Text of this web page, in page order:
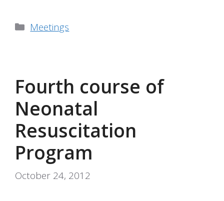
Categories
Meetings
Fourth course of
Neonatal
Resuscitation
Program
October 24, 2012